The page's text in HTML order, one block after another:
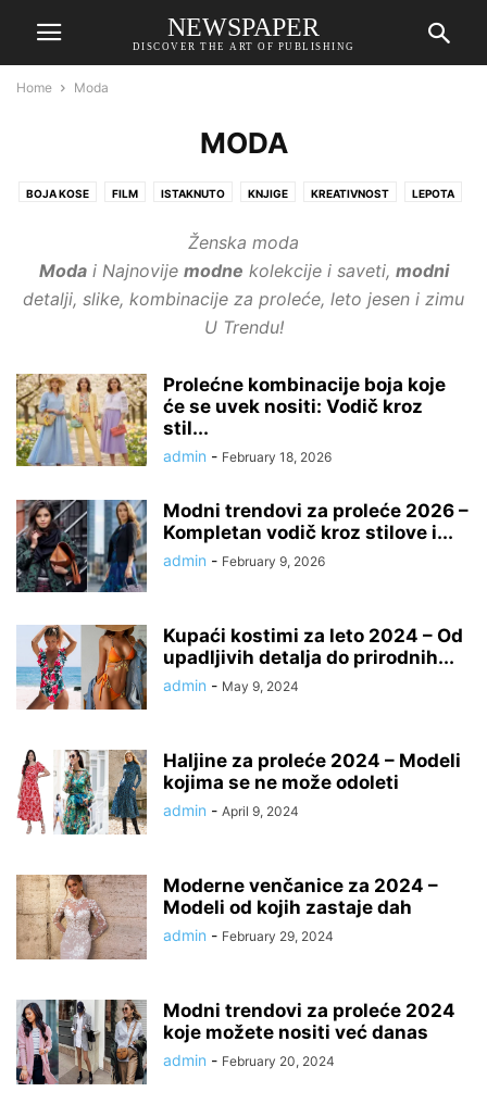
NEWSPAPER
DISCOVER THE ART OF PUBLISHING
Home Moda
MODA
BOJA KOSE FILM ISTAKNUTO KNJIGE KREATIVNOST LEPOTA
NEGA KOSE NOKTI
PARFEMI PIĆA POPULARNE FRIZURE POZNATI PUTOVANJA
SATOVI SAVETI ŠMINKA ŠOPING TEHNOLOGIJA
ZABAVA ZANIMLJIVOSTI
Ženska moda
Modai Najnovije modne kolekcije i saveti, modni
detalji, slike, kombinacije za proleće, leto jesen i zimu
U Trendu!
Prolećne kombinacije boja koje
će se uvek nositi: Vodič kroz
stil...
admin - February 18, 2026
Modni trendovi za proleće 2026 –
Kompletan vodič kroz stilove i...
admin - February 9, 2026
Kupaći kostimi za leto 2024 – Od
upadljivih detalja do prirodnih...
admin - May 9, 2024
Haljine za proleće 2024 – Modeli
kojima se ne može odoleti
admin - April 9, 2024
Moderne venčanice za 2024 –
Modeli od kojih zastaje dah
admin - February 29, 2024
Modni trendovi za proleće 2024
koje možete nositi već danas
admin - February 20, 2024